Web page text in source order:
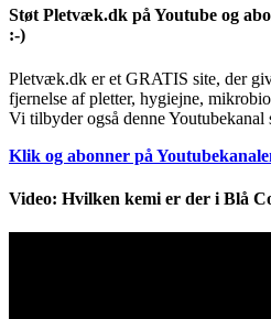
Støt Pletvæk.dk på Youtube og
:-)
Pletvæk.dk er et GRATIS site, der
fjernelse af pletter, hygiejne,
Vi tilbyder også denne Youtubekanal
Klik og abonner på
Video: Hvilken kemi er der i Blå